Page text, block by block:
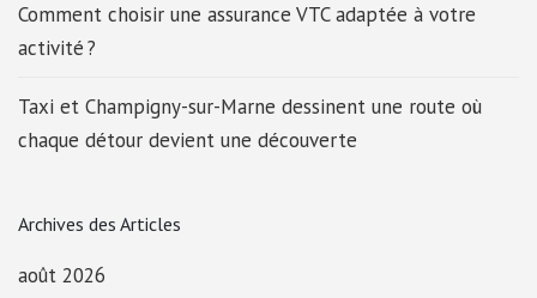
Comment choisir une assurance VTC adaptée à votre
activité ?
Taxi et Champigny-sur-Marne dessinent une route où
chaque détour devient une découverte
Archives des Articles
août 2026